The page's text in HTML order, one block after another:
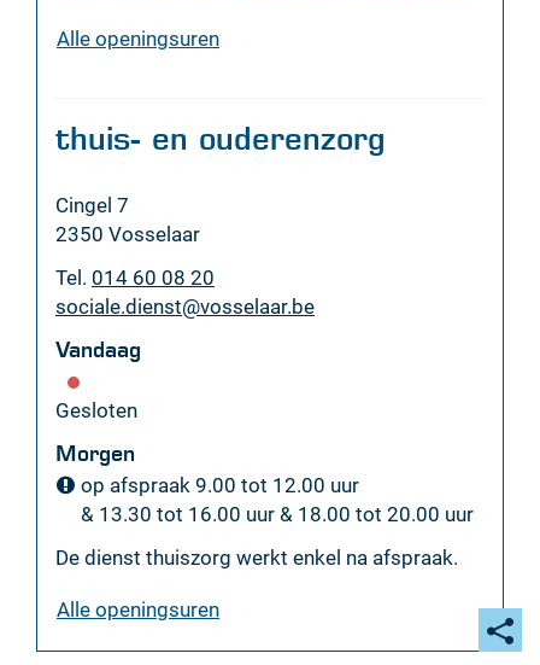
Alle openingsurengezinszorg
thuis- en ouderenzorg
Adres
Cingel 7
,2350 Vosselaar
Tel. 014 60 08 20
E-
sociale.dienst@vosselaar.be
Vandaag
Gesloten
Morgen
op afspraak 9.00 tot 12.00 uur
& 13.30 tot 16.00 uur & 18.00 tot 20.00 uur
De dienst thuiszorg werkt enkel na afspraak.
Alle openingsurenthuis-